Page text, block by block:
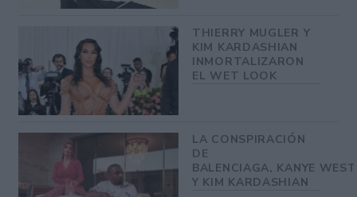
THIERRY MUGLER Y
KIM KARDASHIAN
INMORTALIZARON
EL WET LOOK
LA CONSPIRACIÓN
DE
BALENCIAGA, KANYE WEST
Y KIM KARDASHIAN